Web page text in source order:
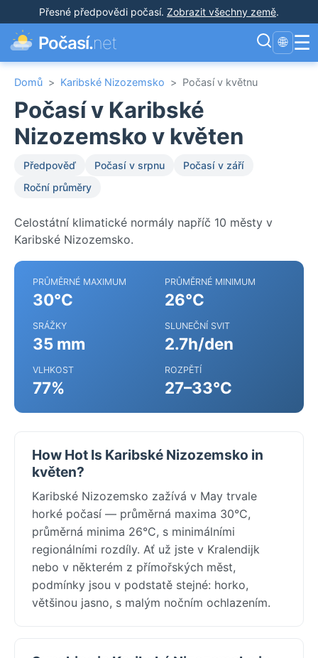
Přesné předpovědi počasí. Zobrazit všechny země.
Počasí.net 🌐 ☰
Domů > Karibské Nizozemsko > Počasí v květnu
Počasí v Karibské
Nizozemsko v květen
Předpověď Počasí v srpnu
Počasí v září
Roční průměry
Celostátní klimatické normály napříč 10 městy v
Karibské Nizozemsko.
PRŮMĚRNÉ MAXIMUM
30°C
PRŮMĚRNÉ MINIMUM
26°C
SRÁŽKY
35 mm
SLUNEČNÍ SVIT
2.7h/den
VLHKOST
77%
ROZPĚTÍ
27–33°C
How Hot Is Karibské Nizozemsko in
květen?
Karibské Nizozemsko zažívá v May trvale
horké počasí — průměrná maxima 30°C,
průměrná minima 26°C, s minimálními
regionálními rozdíly. Ať už jste v Kralendijk
nebo v některém z přímořských měst,
podmínky jsou v podstatě stejné: horko,
většinou jasno, s malým nočním ochlazením.